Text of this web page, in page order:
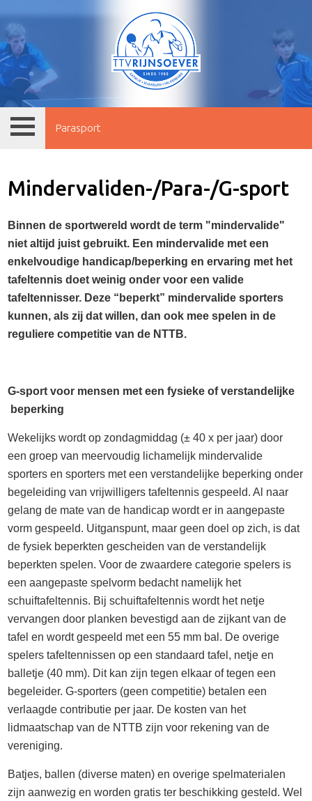
Parasport
Mindervaliden-/Para-/G-sport
Binnen de sportwereld wordt de term "mindervalide"
niet altijd juist gebruikt. Een mindervalide met een
enkelvoudige handicap/beperking en ervaring met het
tafeltennis doet weinig onder voor een valide
tafeltennisser. Deze “beperkt” mindervalide sporters
kunnen, als zij dat willen, dan ook mee spelen in de
reguliere competitie van de NTTB.
G-sport voor mensen met een fysieke of verstandelijke
beperking
Wekelijks wordt op zondagmiddag (± 40 x per jaar) door
een groep van meervoudig lichamelijk mindervalide
sporters en sporters met een verstandelijke beperking onder
begeleiding van vrijwilligers tafeltennis gespeeld. Al naar
gelang de mate van de handicap wordt er in aangepaste
vorm gespeeld. Uitganspunt, maar geen doel op zich, is dat
de fysiek beperkten gescheiden van de verstandelijk
beperkten spelen. Voor de zwaardere categorie spelers is
een aangepaste spelvorm bedacht namelijk het
schuiftafeltennis. Bij schuiftafeltennis wordt het netje
vervangen door planken bevestigd aan de zijkant van de
tafel en wordt gespeeld met een 55 mm bal. De overige
spelers tafeltennissen op een standaard tafel, netje en
balletje (40 mm). Dit kan zijn tegen elkaar of tegen een
begeleider. G-sporters (geen competitie) betalen een
verlaagde contributie per jaar. De kosten van het
lidmaatschap van de NTTB zijn voor rekening van de
vereniging.
Batjes, ballen (diverse maten) en overige spelmaterialen
zijn aanwezig en worden gratis ter beschikking gesteld. Wel